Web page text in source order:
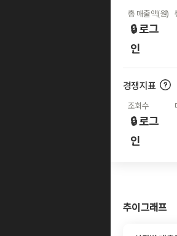
총 매출액(원)
🔒 로그
인
경쟁지표
조회수
🔒 로그
인
추이그래프